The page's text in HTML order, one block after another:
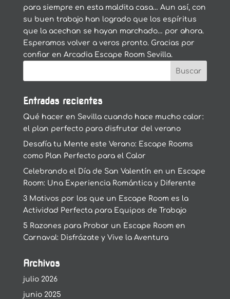
para siempre en esta maldita casa… Aun así, con
su buen trabajo han logrado que los espíritus
que la acechan se hayan marchado… por ahora.
Esperamos volver a veros pronto. Gracias por
confiar en Arcadia Escape Room Sevilla.
Entradas recientes
Qué hacer en Sevilla cuando hace mucho calor:
el plan perfecto para disfrutar del verano
Desafía tu Mente este Verano: Escape Rooms
como Plan Perfecto para el Calor
Celebrando el Día de San Valentín en un Escape
Room: Una Experiencia Romántica y Diferente
3 Motivos por los que un Escape Room es la
Actividad Perfecta para Equipos de Trabajo
5 Razones para Probar un Escape Room en
Carnaval: Disfrázate y Vive la Aventura
Archivos
julio 2026
junio 2025